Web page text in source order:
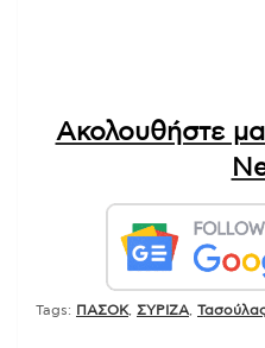
Ακολουθήστε
Tags: ΠΑΣΟΚ, ΣΥΡΙΖΑ